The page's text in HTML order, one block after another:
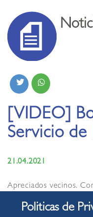
[VIDEO]
Servicio de
21.04.2021
Apreciados vecinos.
de hoy miércoles, 21